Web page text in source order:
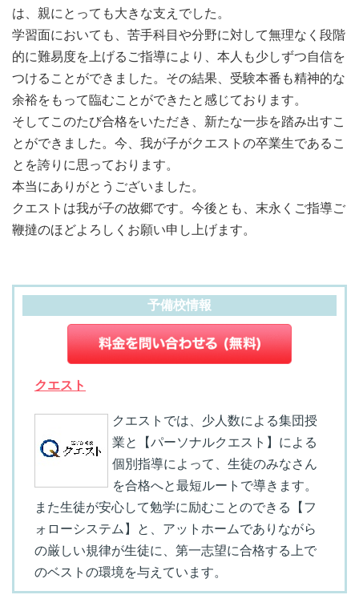
は、親にとっても大きな支えでした。
学習面においても、苦手科目や分野に対して無理なく段階
的に難易度を上げるご指導により、本人も少しずつ自信を
つけることができました。その結果、受験本番も精神的な
余裕をもって臨むことができたと感じております。
そしてこのたび合格をいただき、新たな一歩を踏み出すこ
とができました。今、我が子がクエストの卒業生であるこ
とを誇りに思っております。
本当にありがとうございました。
クエストは我が子の故郷です。今後とも、末永くご指導ご
鞭撻のほどよろしくお願い申し上げます。
予備校情報
クエスト
クエストでは、少人数による集団授
業と【パーソナルクエスト】による
個別指導によって、生徒のみなさん
を合格へと最短ルートで導きます。
また生徒が安心して勉学に励むことのできる【フ
ォローシステム】と、アットホームでありながら
の厳しい規律が生徒に、第一志望に合格する上で
のベストの環境を与えています。